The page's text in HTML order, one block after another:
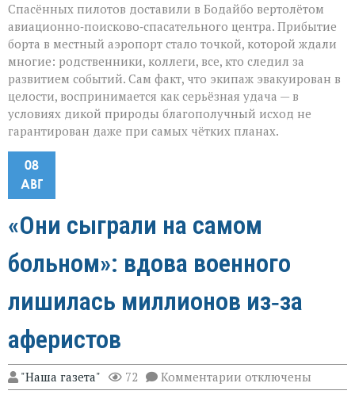
Спасённых пилотов доставили в Бодайбо вертолётом
авиационно‑поисково‑спасательного центра. Прибытие
борта в местный аэропорт стало точкой, которой ждали
многие: родственники, коллеги, все, кто следил за
развитием событий. Сам факт, что экипаж эвакуирован в
целости, воспринимается как серьёзная удача — в
условиях дикой природы благополучный исход не
гарантирован даже при самых чётких планах.
08
АВГ
«Они сыграли на самом
больном»: вдова военного
лишилась миллионов из‑за
аферистов
"Наша газета" 72 Комментарии к
записи
отключены